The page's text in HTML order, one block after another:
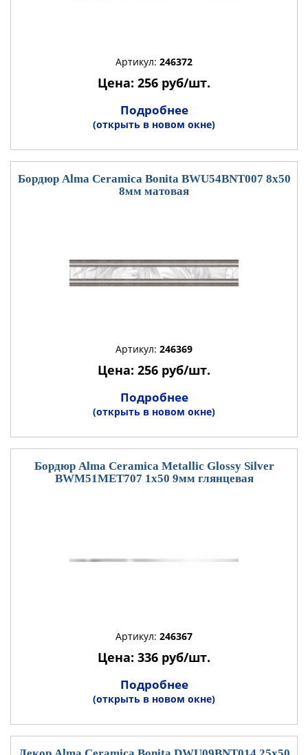
Артикул: 246372
Цена: 256 руб/шт.
Подробнее
(открыть в новом окне)
Бордюр Alma Ceramica Bonita BWU54BNT007 8x50
8мм матовая
Артикул: 246369
Цена: 256 руб/шт.
Подробнее
(открыть в новом окне)
Бордюр Alma Ceramica Metallic Glossy Silver
BWM51MET707 1x50 9мм глянцевая
Артикул: 246367
Цена: 336 руб/шт.
Подробнее
(открыть в новом окне)